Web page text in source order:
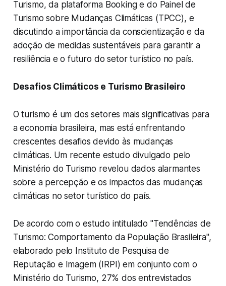
Turismo, da plataforma Booking e do Painel de
Turismo sobre Mudanças Climáticas (TPCC), e
discutindo a importância da conscientização e da
adoção de medidas sustentáveis para garantir a
resiliência e o futuro do setor turístico no país.
Desafios Climáticos e Turismo Brasileiro
O turismo é um dos setores mais significativas para
a economia brasileira, mas está enfrentando
crescentes desafios devido às mudanças
climáticas. Um recente estudo divulgado pelo
Ministério do Turismo revelou dados alarmantes
sobre a percepção e os impactos das mudanças
climáticas no setor turístico do país.
De acordo com o estudo intitulado "Tendências de
Turismo: Comportamento da População Brasileira",
elaborado pelo Instituto de Pesquisa de
Reputação e Imagem (IRPI) em conjunto com o
Ministério do Turismo, 27% dos entrevistados